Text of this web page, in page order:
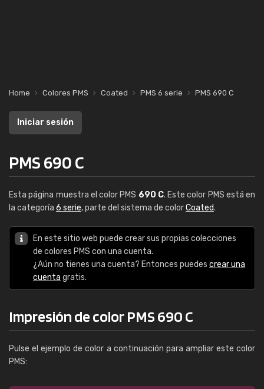
Home Colores PMS Coated PMS 6 serie PMS 690 C
Iniciar sesión
PMS 690 C
Esta página muestra el color PMS 690 C. Este color PMS está en
la categoría 6 serie, parte del sistema de colorCoated.
En este sitio web puede crear sus propias colecciones
de colores PMS con una cuenta.
¿Aún no tienes una cuenta? Entonces puedes crear una
cuenta gratis.
Impresión de color PMS 690 C
Pulse el ejemplo de color a continuación para ampliar este color
PMS: